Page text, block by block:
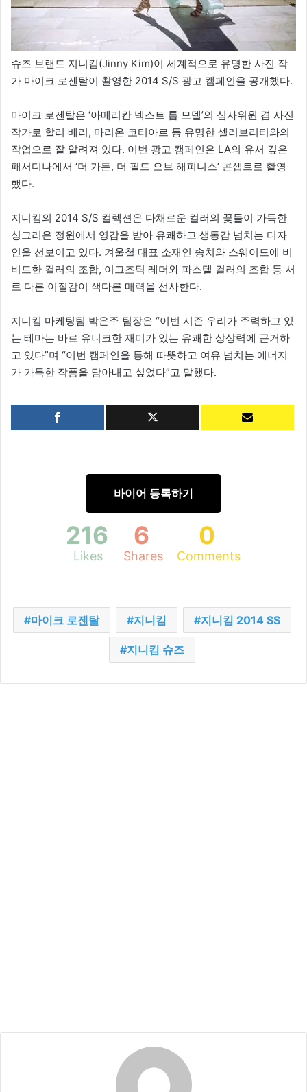
슈즈 브랜드 지니킴(Jinny Kim)이 세계적으로 유명한 사진 작
가 마이크 로젠탈이 촬영한 2014 S/S 광고 캠페인을 공개했다.
마이크 로젠탈은 ‘아메리칸 넥스트 톱 모델’의 심사위원 겸 사진
작가로 할리 베리, 마리온 코티아르 등 유명한 셀러브리티와의
작업으로 잘 알려져 있다. 이번 광고 캠페인은 LA의 유서 깊은
패서디나에서 ‘더 가든, 더 필드 오브 해피니스’ 콘셉트로 촬영
했다.
지니킴의 2014 S/S 컬렉션은 다채로운 컬러의 꽃들이 가득한
싱그러운 정원에서 영감을 받아 유쾌하고 생동감 넘치는 디자
인을 선보이고 있다. 겨울철 대표 소재인 송치와 스웨이드에 비
비드한 컬러의 조합, 이그조틱 레더와 파스텔 컬러의 조합 등 서
로 다른 이질감이 색다른 매력을 선사한다.
지니킴 마케팅팀 박은주 팀장은 “이번 시즌 우리가 주력하고 있
는 테마는 바로 유니크한 재미가 있는 유쾌한 상상력에 근거하
고 있다”며 “이번 캠페인을 통해 따뜻하고 여유 넘치는 에너지
가 가득한 작품을 담아내고 싶었다”고 말했다.
바이어 등록하기
216
Likes
6
Shares
0
Comments
마이크 로젠탈 지니킴 지니킴 2014 SS
지니킴 슈즈